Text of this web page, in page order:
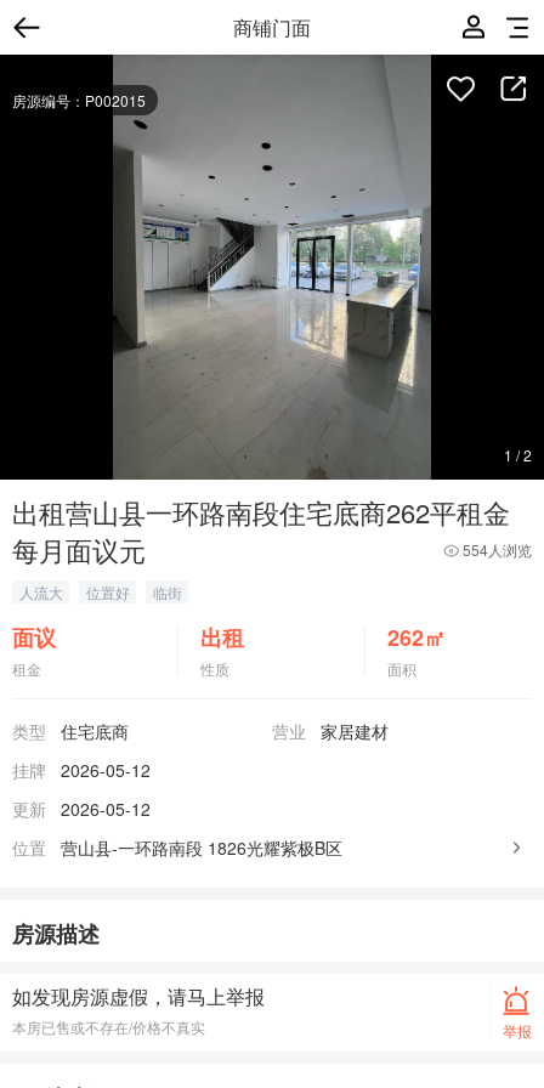
商铺门面
房源编号：P002015
1 /2
出租营山县一环路南段住宅底商262平租金
每月面议元
554人浏览
人流大 位置好 临街
面议
租金
出租
性质
262㎡
面积
类型 住宅底商 营业
家居建材
挂牌
2026-05-12
更新 2026-05-12
位置
营山县-一环路南段 1826光耀紫极B区
房源描述
举报
如发现房源虚假，请马上举报
本房已售或不存在/价格不真实